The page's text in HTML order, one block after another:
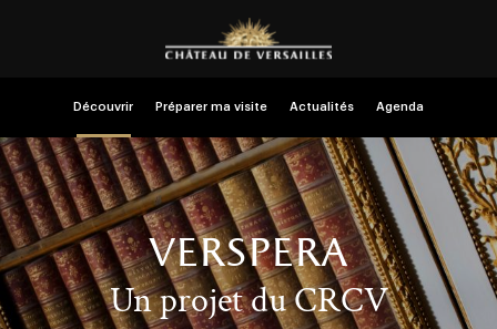
Découvrir Préparer ma visite Actualités Agenda
verspera
Un projet du CRCV